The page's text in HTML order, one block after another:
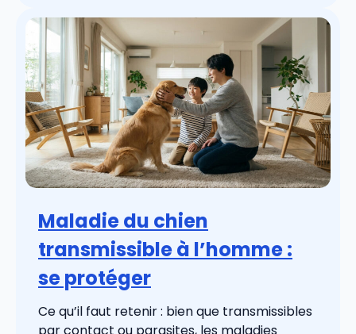
Maladie du chien
transmissible à l’homme :
se protéger
Ce qu’il faut retenir : bien que transmissibles
par contact ou parasites, les maladies